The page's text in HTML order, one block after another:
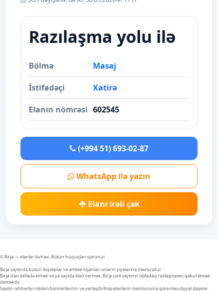
Razılaşma yolu ilə
Bölmə Masaj
İstifadəçi Xatirə
Elanın nömrəsi 602545
(+994 51) 693-02-87
WhatsApp ilə yazın
Elanı irəli çək
© Birja — elanlar lövhəsi. Bütün hüquqları qorunur
Birja saytında bütün loqotiplər və əmtəə nişanları onların yiyələrinə məxsusdur.
Birja-dan istifadə etmək və ya saytda elan vermək, Birja.com saytının istifadəçi razılaşmasını qəbul etmək
deməkdir.
Saytın rəhbərliyi reklam bannerlərinin və yerləşdirilmiş elanların məzmununa görə məsuliyyət daşımır.